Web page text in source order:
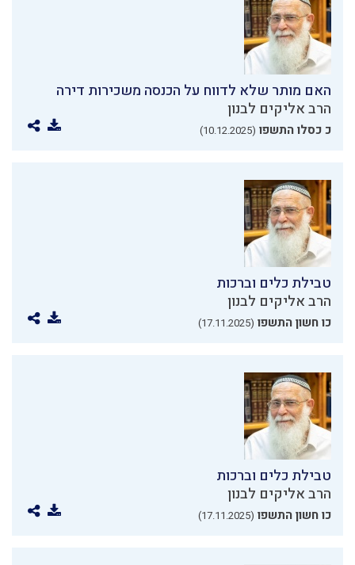
האם מותר שלא לדווח על הכנסה משכירות דירה
הרב אליקים לבנון
כ כסלו התשפו (10.12.2025)
טבילת כלים וברכות
הרב אליקים לבנון
כו חשון התשפו (17.11.2025)
טבילת כלים וברכות
הרב אליקים לבנון
כו חשון התשפו (17.11.2025)